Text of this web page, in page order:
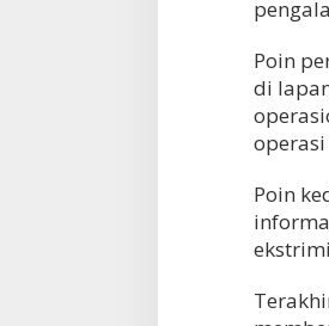
Poin
di
Poin